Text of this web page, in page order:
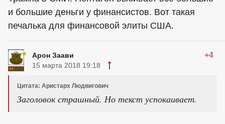
и большие деньги у финансистов. Вот такая
печалька для финансовой элиты США.
Арон Заави +4
15 марта 2018 19:18
Цитата: Аристарх Людвигович
Заголовок страшный. Но текст успокаивает.